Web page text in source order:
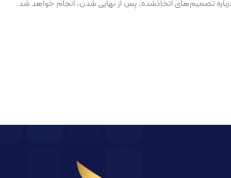
تصمیم‌های اتخاذشده، پس از نهایی شدن، انجام خواهد شد.